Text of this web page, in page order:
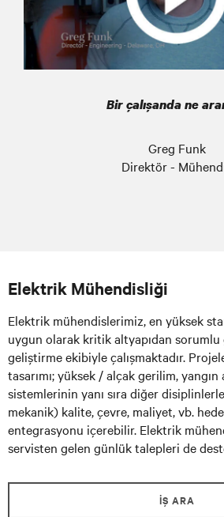
Bir çalışanda ne
Greg Funk
Direktör -
Elektrik Mühendisliği
Elektrik mühendislerimiz, en yüksek
uygun olarak kritik altyapıdan
geliştirme ekibiyle çalışmaktadır.
tasarımı; yüksek / alçak gerilim,
sistemlerinin yanı sıra diğer
mekanik) kalite, çevre, maliyet, vb.
entegrasyonu içerebilir. Elektrik
servisten gelen günlük talepleri de
İŞ ARA